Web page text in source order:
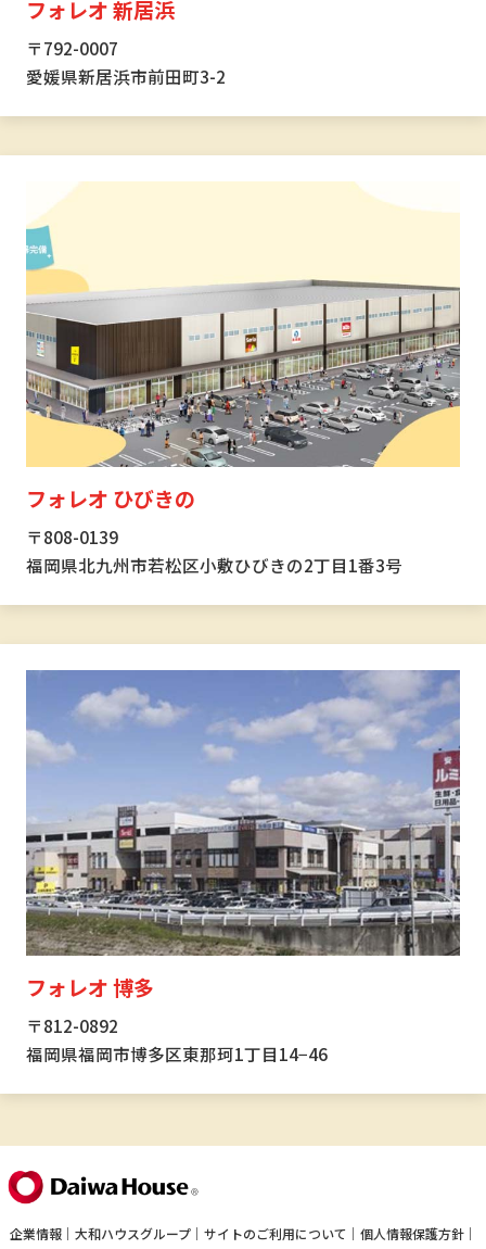
フォレオ 新居浜
〒792-0007
愛媛県新居浜市前田町3-2
フォレオ ひびきの
〒808-0139
福岡県北九州市若松区小敷ひびきの2丁目1番3号
フォレオ 博多
〒812-0892
福岡県福岡市博多区東那珂1丁目14−46
企業情報 大和ハウスグループ サイトのご利用について 個人情報保護方針